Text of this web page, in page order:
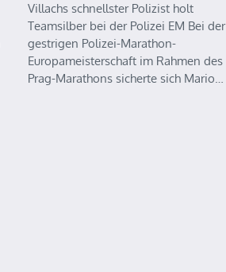
Villachs schnellster Polizist holt
Teamsilber bei der Polizei EM Bei der
gestrigen Polizei-Marathon-
Europameisterschaft im Rahmen des
Prag-Marathons sicherte sich Mario…